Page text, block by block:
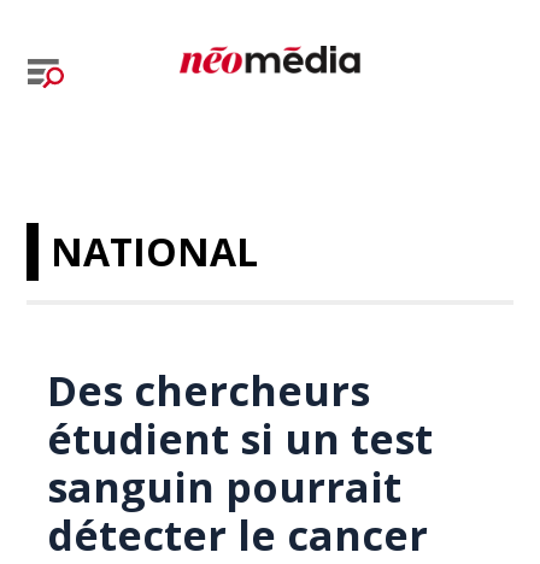
NATIONAL
Des chercheurs
étudient si un test
sanguin pourrait
détecter le cancer